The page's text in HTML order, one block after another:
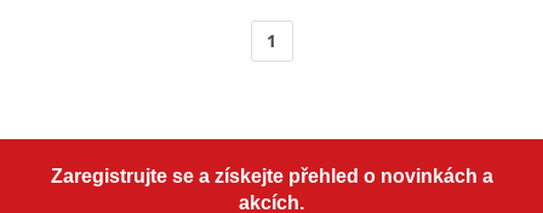
1
Zaregistrujte se a získejte přehled o novinkách a
akcích.